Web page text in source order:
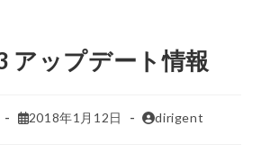
アップデート情報
2018年1月12日 dirigent